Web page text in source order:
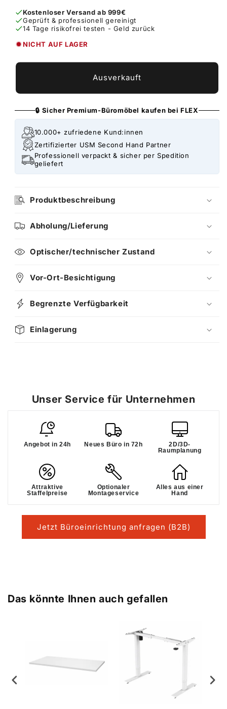
Kostenloser Versand ab 999€
Geprüft & professionell gereinigt
14 Tage risikofrei testen - Geld zurück
NICHT AUF LAGER
Ausverkauft
🔒 Sicher Premium-Büromöbel kaufen bei FLEX
10.000+ zufriedene Kund:innen
Zertifizierter USM Second Hand Partner
Professionell verpackt & sicher per Spedition
geliefert
Produktbeschreibung
Abholung/Lieferung
Optischer/technischer Zustand
Vor-Ort-Besichtigung
Begrenzte Verfügbarkeit
Einlagerung
Unser Service für Unternehmen
Angebot in 24h Neues Büro in 72h
2D/3D-
Raumplanung
Attraktive
Staffelpreise
Optionaler
Montageservice
Alles aus einer
Hand
Jetzt Büroeinrichtung anfragen (B2B)
Das könnte Ihnen auch gefallen